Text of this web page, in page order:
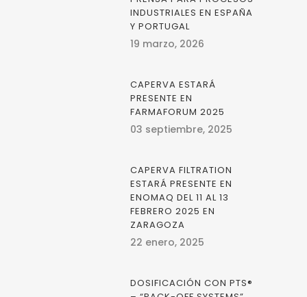
INDUSTRIALES EN ESPAÑA
Y PORTUGAL
19 marzo, 2026
CAPERVA ESTARÁ
PRESENTE EN
FARMAFORUM 2025
03 septiembre, 2025
CAPERVA FILTRATION
ESTARÁ PRESENTE EN
ENOMAQ DEL 11 AL 13
FEBRERO 2025 EN
ZARAGOZA
22 enero, 2025
DOSIFICACIÓN CON PTS®